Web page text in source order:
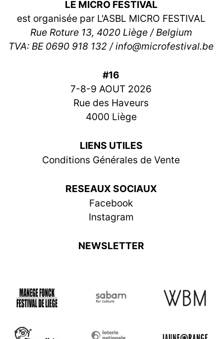
LE MICRO FESTIVAL
est organisée par L'ASBL MICRO FESTIVAL
Rue Roture 13, 4020 Liège / Belgium
TVA: BE 0690 918 132 / info@microfestival.be
#16
7-8-9 AOUT 2026
Rue des Haveurs
4000 Liège
LIENS UTILES
Conditions Générales de Vente
RESEAUX SOCIAUX
Facebook
Instagram
NEWSLETTER